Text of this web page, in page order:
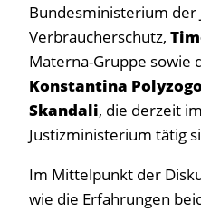
Bundesministerium der
Verbraucherschutz,
Materna-Gruppe sowie
Konstantina
Skandali, die derzeit
Justizministerium tätig
Im Mittelpunkt der
wie die Erfahrungen